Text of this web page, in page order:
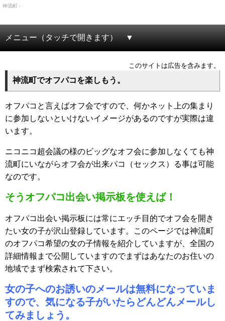
神流町 -
メニュー（タッチで開きます）
このサイトは広告を含みます。
神流町でオフパコを楽しもう。
オフパコと言えばオフ会ですので、何かネット上の集まり
に参加しないといけないイメージがあるのですが実際は違
います。
ニコニコ超会議の様のビッグなオフ会に参加しなくても神
流町にいながらオフ会が出来パコ（セックス）る事は可能
なのです。
そうオフパコ出会い掲示板を使えば！
オフパコ出会い掲示板には常にエッチ目的でオフ会を開き
たい女の子が沢山登録しています。このページでは神流町
のオフパコ希望の女の子情報を紹介していますが、全国の
詳細情報まで公開していますのでまずはあなたのお住いの
地域でまず検索されて下さい。
女の子へのお誘いのメールは無料になっていま
すので、気になる子がいたらどんどんメールし
てみましょう。